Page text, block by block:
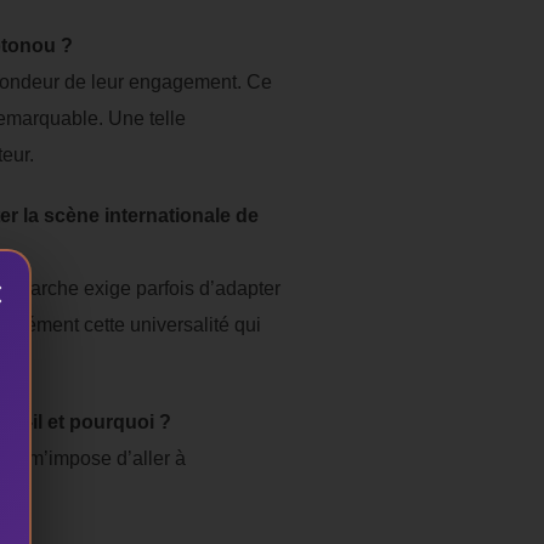
?
de leur engagement. Ce
Une telle
la scène internationale de
exige parfois d’adapter
cette universalité qui
il et pourquoi ?
m’impose d’aller à